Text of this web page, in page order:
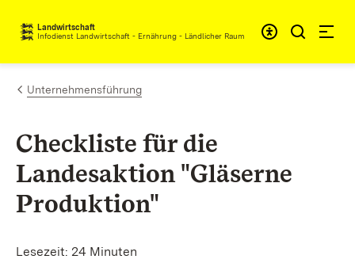
Zum Inhalt springen
Landwirtschaft
Infodienst Landwirtschaft - Ernährung - Ländlicher Raum
Unternehmensführung
Checkliste für die
Landesaktion "Gläserne
Produktion"
Lesezeit: 24 Minuten